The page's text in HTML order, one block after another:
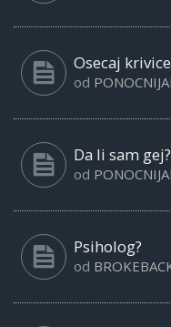
Osecaj krivice
od
Da li sam gej?
od
Psiholog?
od